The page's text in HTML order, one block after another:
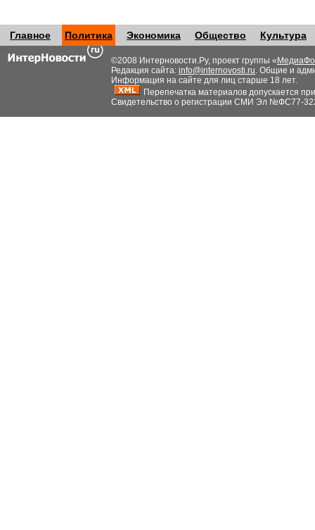
Главное Политика Экономика Общество Культура
©2008 Интерновости.Ру, проект группы «
Редакция сайта: info@internovosti.ru. Общие и
Информация на сайте для лиц старше 18 лет.
Перепечатка материалов допускается
Свидетельство о регистрации СМИ Эл №ФС77-